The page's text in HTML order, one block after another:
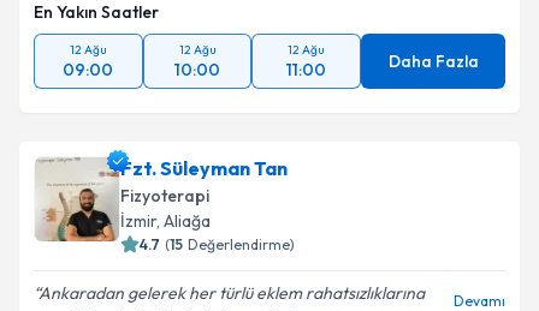
En Yakın Saatler
12 Ağu
09:00
12 Ağu
10:00
12 Ağu
11:00 Daha Fazla
Fzt. Süleyman Tan
Fizyoterapi
İzmir, Aliağa
4.7 (15 Değerlendirme)
Ankaradan gelerek her türlü eklem rahatsızlıklarına
Devamı